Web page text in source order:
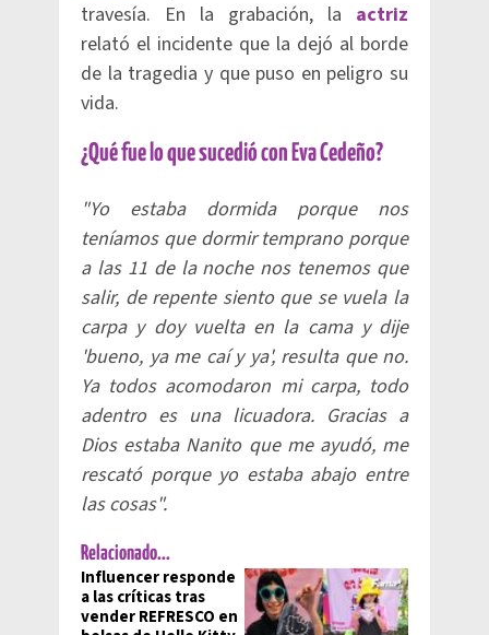
travesía. En la grabación, la actriz
relató el incidente que la dejó al borde
de la tragedia y que puso en peligro su
vida.
¿Qué fue lo que sucedió con Eva Cedeño?
"Yo estaba dormida porque nos
teníamos que dormir temprano porque
a las 11 de la noche nos tenemos que
salir, de repente siento que se vuela la
carpa y doy vuelta en la cama y dije
'bueno, ya me caí y ya', resulta que no.
Ya todos acomodaron mi carpa, todo
adentro es una licuadora. Gracias a
Dios estaba Nanito que me ayudó, me
rescató porque yo estaba abajo entre
las cosas".
Relacionado...
Influencer responde
a las críticas tras
vender REFRESCO en